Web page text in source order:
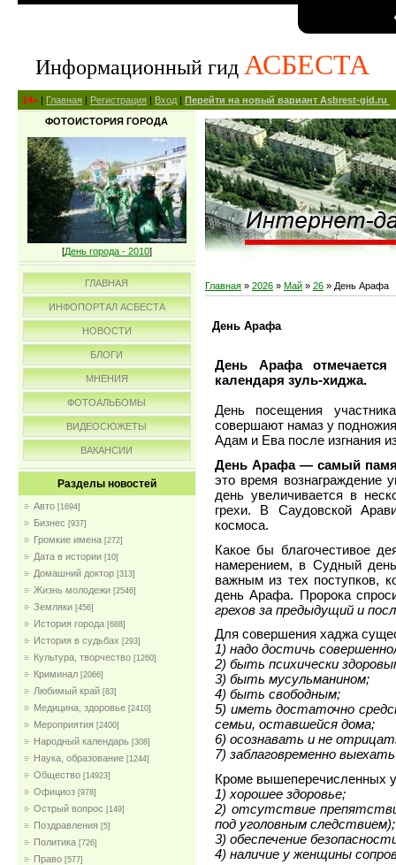
Информационный гид АСБЕСТА
14+ | Главная | Регистрация | Вход | Перейти на новый вариант Asbrest-gid.ru
ФОТОИСТОРИЯ ГОРОДА
[День города - 2010]
ГЛАВНАЯ
ИНФОПОРТАЛ АСБЕСТА
НОВОСТИ
БЛОГИ
МНЕНИЯ
ФОТОАЛЬБОМЫ
ВИДЕОСЮЖЕТЫ
ВАКАНСИИ
Разделы новостей
Авто [1694]
Бизнес [937]
Громкие имена [272]
Дата в истории [10]
Домашний доктор [313]
Жизнь молодежи [2546]
Земляки [456]
История города [688]
История в судьбах [293]
Культура, творчество [1260]
Криминал [2066]
Любимый край [83]
Медицина, здоровье [2410]
Мероприятия [2400]
Народный календарь [308]
Наука, образование [1244]
Общество [14923]
Официоз [978]
Острый вопрос [149]
Поздравления [5]
Политика [726]
Право [577]
Главная » 2026 » Май » 26 » День Арафа
День Арафа
День Арафа
календаря зуль-хиджа.
День посещения
совершают намаз у
Адам и Ева после изгнания
День Арафа — самый
это время вознаграждение
день увеличивается в
грехи. В Саудовской
космоса.
Какое бы благочестивое
намерением, в Судный
важным из тех поступков,
день Арафа. Пророка
грехов за предыдущий и
Для совершения хаджа
1) надо достичь
2) быть психически
3) быть мусульманином;
4) быть свободным;
5) иметь достаточно
семьи, оставшейся дома;
6) осознавать и не
7) заблаговременно
Кроме вышеперечисленных
1) хорошее здоровье;
2) отсутствие
под уголовным следствием);
3) обеспечение
4) наличие у женщины